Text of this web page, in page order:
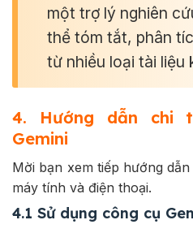
một trợ lý nghiên
thể tóm tắt, phân
từ nhiều loại tài liệu
4. Hướng dẫn chi
Gemini
Mời bạn xem tiếp hướng
máy tính và điện thoại.
4.1 Sử dụng công cụ